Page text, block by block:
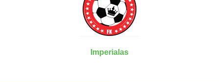
Cup
Aukštaitijos
senjorų
Imperialas